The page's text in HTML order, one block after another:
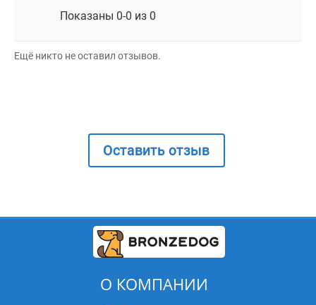
Показаны 0-0 из 0
Ещё никто не оставил отзывов.
Оставить отзыв
О КОМПАНИИ